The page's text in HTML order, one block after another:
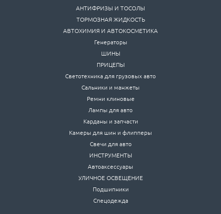
АНТИФРИЗЫ И ТОСОЛЫ
ТОРМОЗНАЯ ЖИДКОСТЬ
АВТОХИМИЯ И АВТОКОСМЕТИКА
Генераторы
ШИНЫ
ПРИЦЕПЫ
Светотехника для грузовых авто
Сальники и манжеты
Ремни клиновые
Лампы для авто
Карданы и запчасти
Камеры для шин и флипперы
Свечи для авто
ИНСТРУМЕНТЫ
Автоаксессуары
УЛИЧНОЕ ОСВЕЩЕНИЕ
Подшипники
Спецодежда